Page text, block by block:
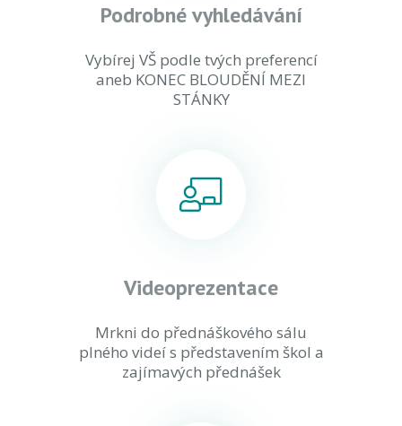
Podrobné vyhledávání
Vybírej VŠ podle tvých preferencí
aneb KONEC BLOUDĚNÍ MEZI
STÁNKY
Videoprezentace
Mrkni do přednáškového sálu
plného videí s představením škol a
zajímavých přednášek